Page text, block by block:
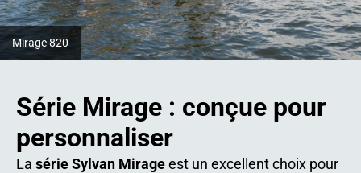
Mirage 820
Série Mirage : conçue pour
personnaliser
La série Sylvan Mirageest un excellent choix pour